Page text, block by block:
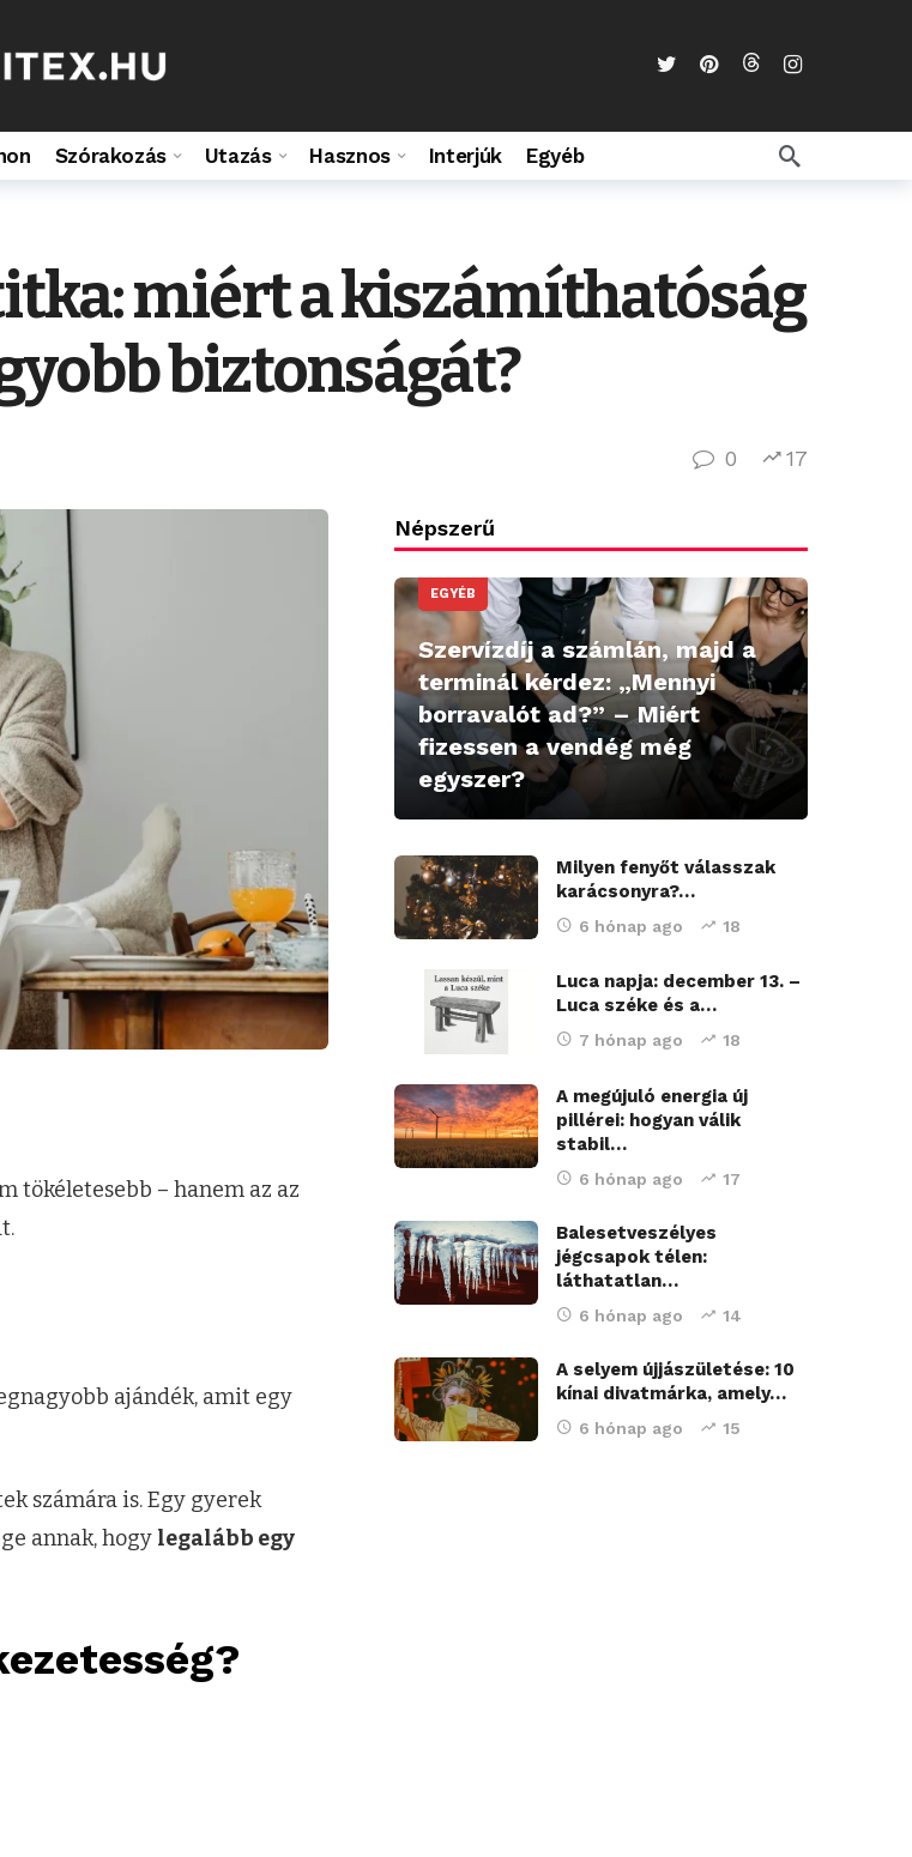
Szórakozás Utazás Hasznos Interjúk Egyéb
miért a kiszámíthatóság
biztonságát?
0 17
tökéletesebb – hanem az az
ajándék, amit egy
számára is. Egy gyerek
annak, hogy legalább egy
Népszerű
EGYÉB
Szervízdíj a számlán, majd a
terminál kérdez: „Mennyi
borravalót ad?” – Miért
fizessen a vendég még
egyszer?
Milyen fenyőt válasszak
karácsonyra?…
6 hónap ago 18
Luca napja: december 13. –
Luca széke és a…
7 hónap ago 18
A megújuló energia új
pillérei: hogyan válik
stabil…
6 hónap ago 17
Balesetveszélyes
jégcsapok télen:
láthatatlan…
6 hónap ago 14
A selyem újjászületése: 10
kínai divatmárka, amely…
6 hónap ago 15